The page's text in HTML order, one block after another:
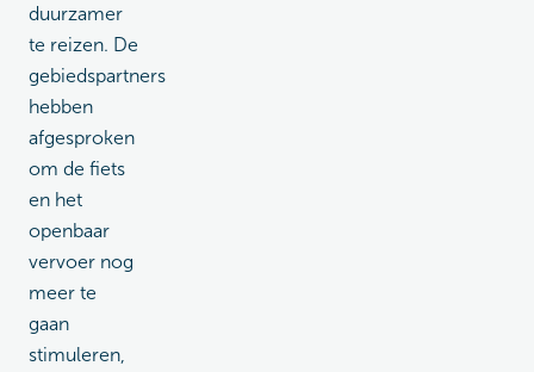
duurzamer
te reizen. De
gebiedspartners
hebben
afgesproken
om de fiets
en het
openbaar
vervoer nog
meer te
gaan
stimuleren,